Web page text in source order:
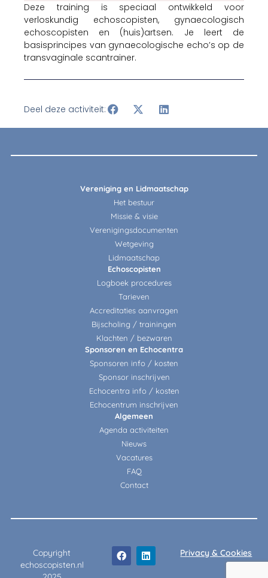
Deze training is speciaal ontwikkeld voor
verloskundig echoscopisten, gynaecologisch
echoscopisten en (huis)artsen. Je leert de
basisprincipes van gynaecologische echo’s op de
transvaginale scantrainer.
Deel deze activiteit:
Vereniging en Lidmaatschap
Het bestuur
Missie & visie
Verenigingsdocumenten
Wetgeving
Lidmaatschap
Echoscopisten
Logboek procedures
Tarieven
Accreditaties aanvragen
Bijscholing / trainingen
Klachten / bezwaren
Sponsoren en Echocentra
Sponsoren info / kosten
Sponsor inschrijven
Echocentra info / kosten
Echocentrum inschrijven
Algemeen
Agenda activiteiten
Nieuws
Vacatures
FAQ
Contact
Copyright
echoscopisten.nl
Privacy & Cookies